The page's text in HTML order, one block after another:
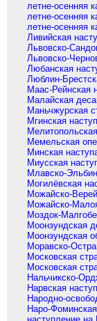
летне-осенняя
летне-осенняя
летне-осенняя
Ливийская
Львовско-
Львовско-
Любанская
Люблин-
Маас-Рейнская
Малайская
Маньчжурская
Мгинская
Мемельская
Минская
Миусская
Млавско-
Могилёвская
Можайско-
Можайско-
Моздок-
Моонзундская
Моонзундская
Моравско-
Московская
Московская
Нальчикско-
Нарвская
Народно-
Наро-